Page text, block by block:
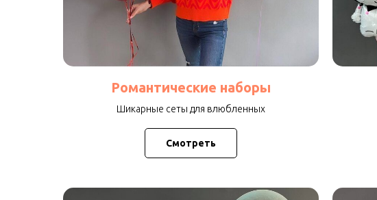
Романтические наборы
Шикарные сеты для влюбленных
Смотреть